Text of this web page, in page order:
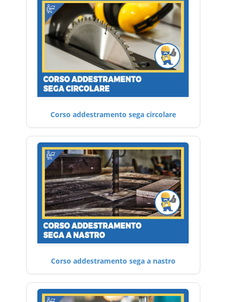
Corso addestramento sega circolare
Corso addestramento sega a nastro